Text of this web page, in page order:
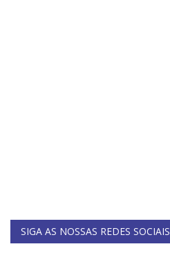
SIGA AS NOSSAS REDES SOCIAIS